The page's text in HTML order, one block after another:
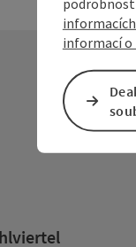
informací o